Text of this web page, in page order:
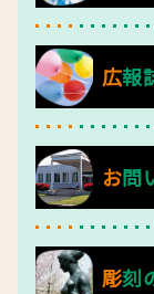
広
お
彫